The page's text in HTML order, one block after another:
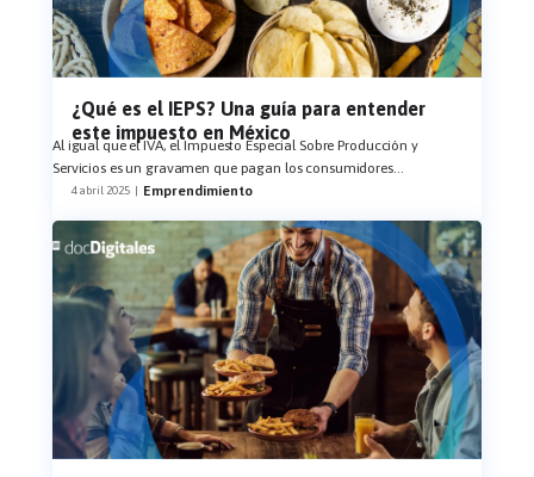
¿Qué es el IEPS? Una guía para entender
este impuesto en México
Al igual que el IVA, el Impuesto Especial Sobre Producción y
Servicios es un gravamen que pagan los consumidores...
4 abril 2025 | Emprendimiento